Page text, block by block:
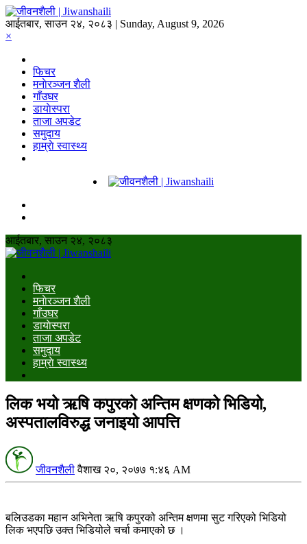
आईतबार, साउन २४, २०८३ | Sunday, August 9, 2026
×
फिचर
मनाेरञ्जन शैली
गाँउघर
डायाेस्परा
ताजा अपडेट
समुदाय
हाम्राे स्वास्थ्य
आईतबार, साउन २४, २०८३
फिचर
मनाेरञ्जन शैली
गाँउघर
डायाेस्परा
ताजा अपडेट
समुदाय
हाम्राे स्वास्थ्य
लिक भयो ऋषि कपुरको अन्तिम क्षणको भिडियो,
अस्पतालविरुद्ध जनाइयो आपत्ति
जीवनशैली वैशाख २०, २०७७ १:४६ AM
बलिउडका महान अभिनेता ऋषि कपुरको अन्तिम क्षणमा सुट गरिएको भिडियो
लिक भएपछि उक्त भिडियोले चर्चा कमाएको छ ।